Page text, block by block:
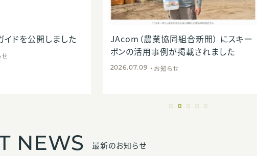
イドを公開しました
JAcom（農業協同組合新聞） にスキー
ポンの活用事例が掲載されました
2026.07.09 お知らせ
NEWS 最新のお知らせ